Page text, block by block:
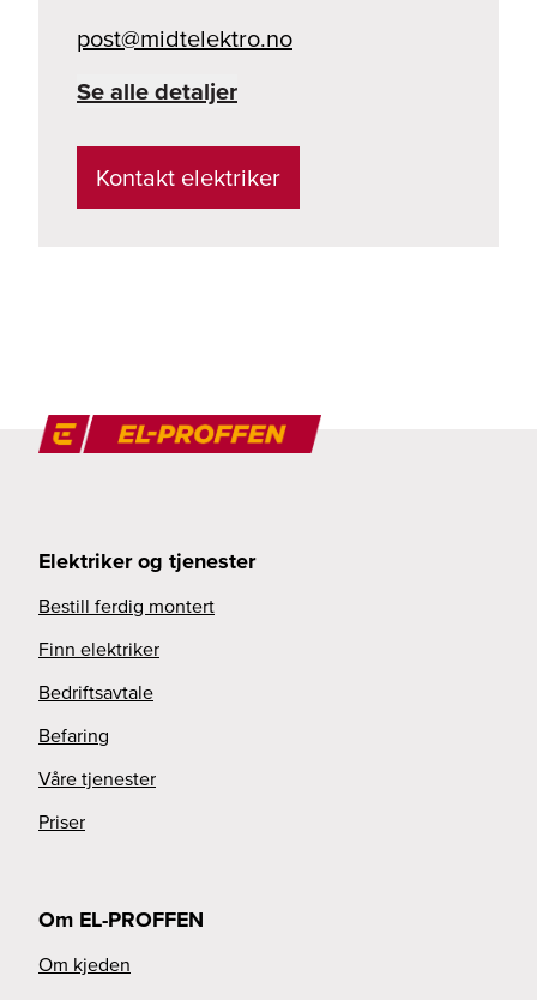
on.ortkeletdim@tsop
Se alle detaljer
Kontakt elektriker
Elektriker og tjenester
Bestill ferdig montert
Finn elektriker
Bedriftsavtale
Befaring
Våre tjenester
Priser
Om EL-PROFFEN
Om kjeden